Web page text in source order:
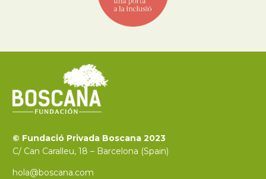
© Fundació Privada Boscana 2023
C/ Can Caralleu, 18 – Barcelona (Spain)
hola@boscana.com